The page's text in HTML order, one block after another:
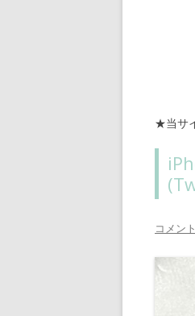
★当サ
コメン